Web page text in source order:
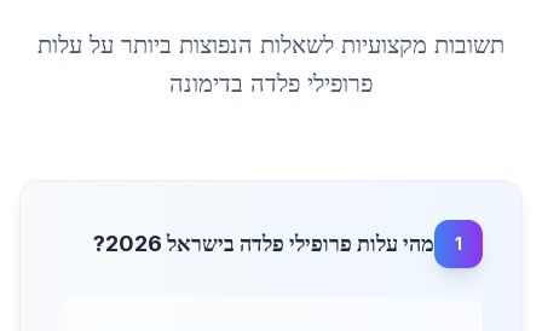
תשובות מקצועיות לשאלות הנפוצות ביותר על עלות
פרופילי פלדה בדימונה
1 מהי עלות פרופילי פלדה בישראל 2026?